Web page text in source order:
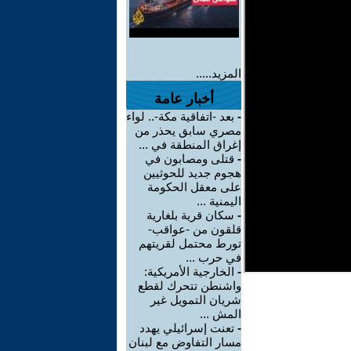
المزيد.....
أخبار عامة
- بعد -اتفاقية مكة-.. لواء
مصري سابق يحذر من
إغراق المنطقة في ...
- قتلى ومصابون في
هجوم جديد للحوثيين
على معقل الحكومة
اليمنية ...
- سكان قرية بلغارية
قلقون من -عواقب-
تورط محتمل لقريتهم
في حرب ...
- الخارجية الأمريكية:
واشنطن تتحرك لقطع
شريان التمويل غير
المش ...
- تعنت إسرائيلي يهدد
مسار التفاوض مع لبنان